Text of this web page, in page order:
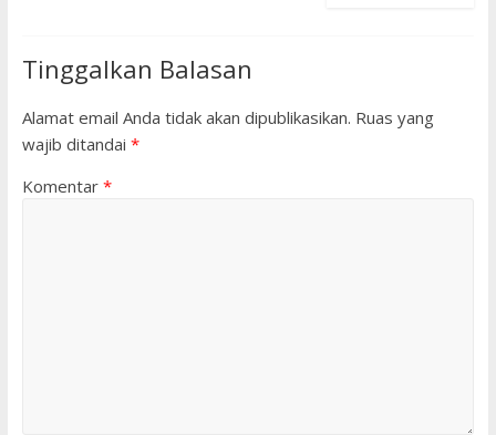
Tinggalkan Balasan
Alamat email Anda tidak akan dipublikasikan. Ruas yang
wajib ditandai *
Komentar *